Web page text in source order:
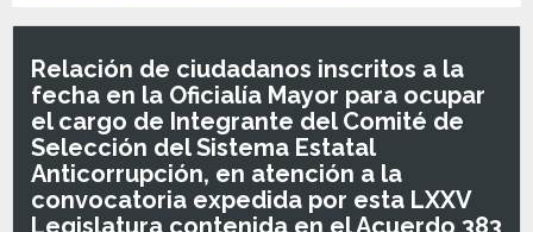
Relación de ciudadanos inscritos a la
fecha en la Oficialía Mayor para ocupar
el cargo de Integrante del Comité de
Selección del Sistema Estatal
Anticorrupción, en atención a la
convocatoria expedida por esta LXXV
Legislatura contenida en el Acuerdo 383